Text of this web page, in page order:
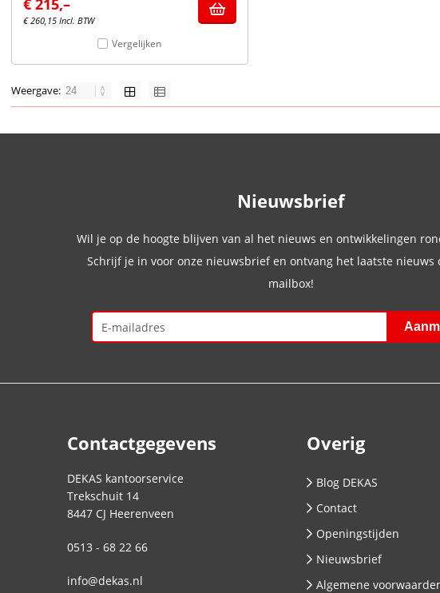
€ 215,–
€260,15 Incl. BTW
Vergelijken
Weergave:
Nieuwsbrief
Wil je op de hoogte blijven van al het nieuws en ontwikkelingen
Schrijf je in voor onze nieuwsbrief en ontvang het laatste nieuws
mailbox!
Contactgegevens
DEKAS kantoorservice
Trekschuit 14
8447 CJ Heerenveen
0513 - 68 22 66
info@dekas.nl
Overig
Blog DEKAS
Contact
Openingstijden
Nieuwsbrief
Algemene